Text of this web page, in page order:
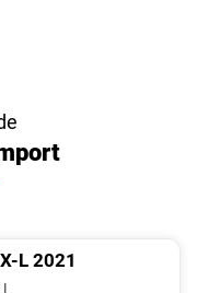
L2021